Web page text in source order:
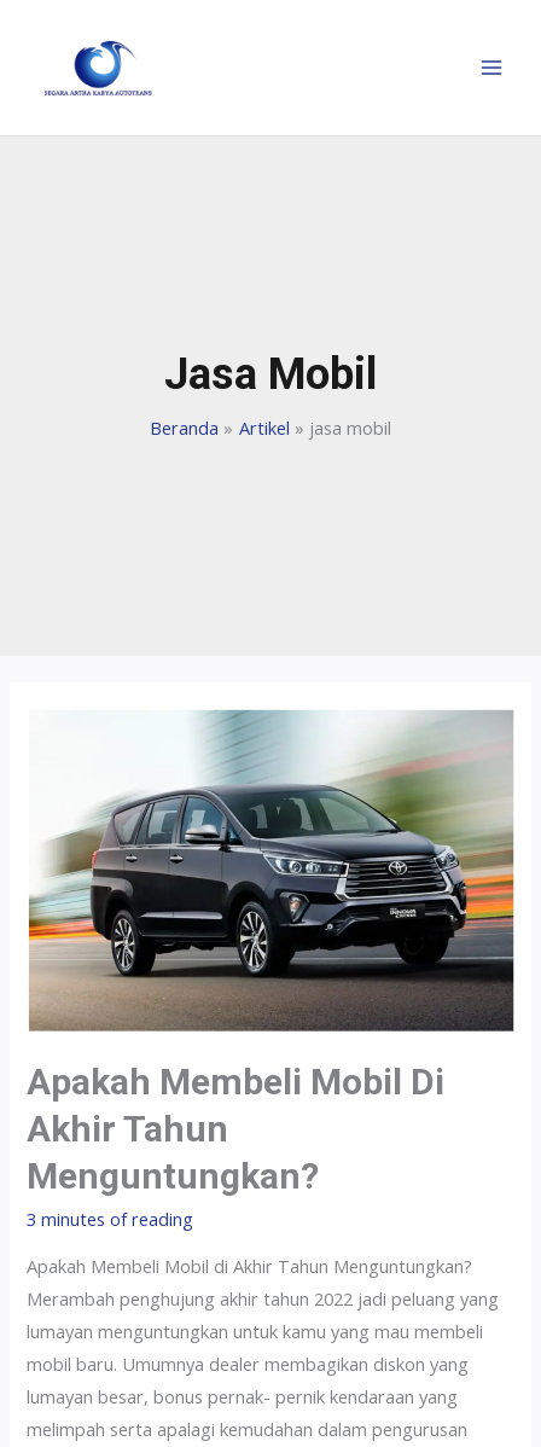
Jasa Mobil
Beranda Artikel jasa mobil
Apakah Membeli Mobil Di
Akhir Tahun
Menguntungkan?
3 minutes of reading
Apakah Membeli Mobil di Akhir Tahun Menguntungkan?
Merambah penghujung akhir tahun 2022 jadi peluang yang
lumayan menguntungkan untuk kamu yang mau membeli
mobil baru. Umumnya dealer membagikan diskon yang
lumayan besar, bonus pernak- pernik kendaraan yang
melimpah serta apalagi kemudahan dalam pengurusan